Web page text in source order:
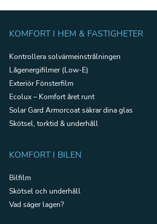
KOMFORT I HEM & FASTIGHETER
Kontrollera solvärmeinstrålningen
Lågenergifilmer (Low-E)
Exteriör Fönsterfilm
Ecolux – Komfort året runt
Solar Gard Armorcoat säkrar dina glas
Skötsel, torktid & underhåll
KOMFORT I BILEN
Bilfilm
Skötsel och underhåll
Vad säger lagen?